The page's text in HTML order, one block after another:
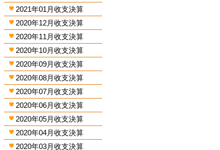
2021年01月收支決算
2020年12月收支決算
2020年11月收支決算
2020年10月收支決算
2020年09月收支決算
2020年08月收支決算
2020年07月收支決算
2020年06月收支決算
2020年05月收支決算
2020年04月收支決算
2020年03月收支決算